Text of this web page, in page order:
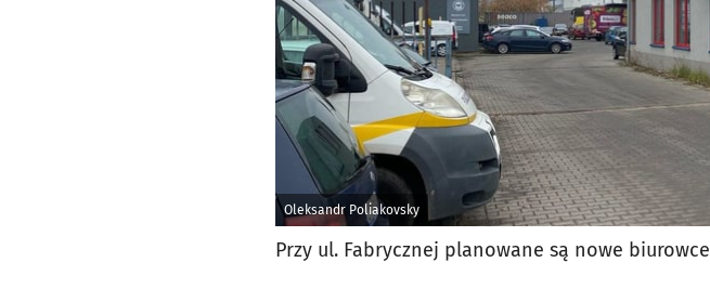
Oleksandr Poliakovsky
Przy ul. Fabrycznej planowane są nowe biurowce